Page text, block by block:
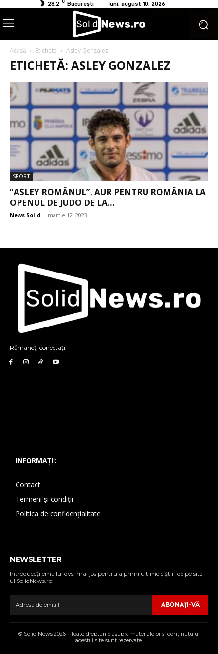
28.2 C București luni, august 10, 2026
Acasă Etichete Asley Gonzalez
ETICHETĂ: ASLEY GONZALEZ
SPORT
”ASLEY ROMÂNUL”, AUR PENTRU ROMÂNIA LA
OPENUL DE JUDO DE LA...
News Solid - martie 12, 2023
Rămâneți conectați:
INFORMAȚII:
Contact
Termeni și condiții
Politica de confidențialitate
NEWSLETTER
Introduceţi emailul dvs. mai jos pentru a primi ultimele ştiri de pe site-
ul SolidNews.ro
ABONAŢI-VĂ
© Solid News 2026 - Toate drepturile asupra materialelor şi conţinutului
acestui site sunt rezervate.